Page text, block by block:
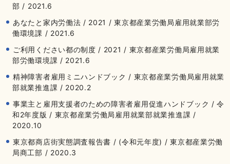
部 / 2021.6
あなたと家内労働法 / 2021 / 東京都産業労働局雇用就業部労
働環境課 / 2021.6
ご利用ください都の制度 / 2021 / 東京都産業労働局雇用就業
部労働環境課 / 2021.6
精神障害者雇用ミニハンドブック / 東京都産業労働局雇用就業
部就業推進課 / 2020.2
事業主と雇用支援者のための障害者雇用促進ハンドブック / 令
和2年度版 / 東京都産業労働局雇用就業部就業推進課 /
2020.10
東京都商店街実態調査報告書 / (令和元年度) / 東京都産業労働
局商工部 / 2020.3